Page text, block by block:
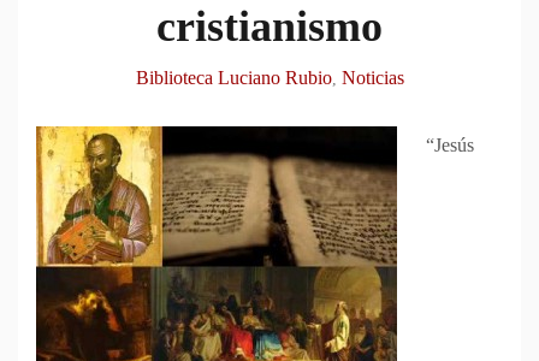
cristianismo
Biblioteca Luciano Rubio, Noticias
“Jesús